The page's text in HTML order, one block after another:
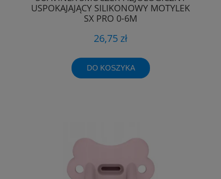
USPOKAJAJĄCY SILIKONOWY MOTYLEK
SX PRO 0-6M
26,75 zł
DO KOSZYKA